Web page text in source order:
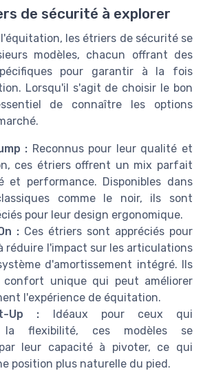
de sécurité à explorer
les étriers de sécurité se
modèles, chacun offrant des
pour garantir à la fois
Lorsqu'il s'agit de choisir le bon
de connaître les options
: Reconnus pour leur qualité et
ces étriers offrent un mix parfait
et performance. Disponibles dans
comme le noir, ils sont
pour leur design ergonomique.
: Ces étriers sont appréciés pour
réduire l'impact sur les articulations
d'amortissement intégré. Ils
confort unique qui peut améliorer
l'expérience de équitation.
Up : Idéaux pour ceux qui
la flexibilité, ces modèles se
leur capacité à pivoter, ce qui
position plus naturelle du pied.